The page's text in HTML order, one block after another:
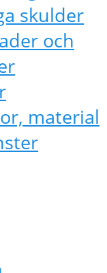
skulder
och
material